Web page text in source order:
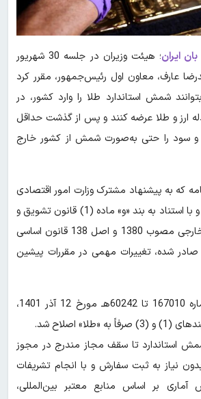
ایران
؛ هیئت وزیران در جلسه 30 شهریور
عارف، معاون اول رئیس‌جمهور، مقرر کرد
شمش استاندارد طلا را وارد کشور، در
ارز و طلا عرضه کنند و پس از گذشت حداقل
سود را حتی به‌صورت شمش از کشور خارج
که به پیشنهاد مشترک وزارت امور اقتصادی
و دارایی و بانک مرکزی و با استناد به بند «و» ماده (1) قانون تشویق و
حمایت سرمایه‌گذاری خارجی مصوب 1380 و اصل 138 قانون اساسی
صادر شده، تغییرات مهمی در مقررات پیشین
1. در تصویب‌نامه شماره 167010 تا 60242هـ مورخ 12 آذر 1401،
«طلا» اصلاح شد.
استاندارد تا سقف مجاز مندرج در مجوز
نیاز به ثبت سفارش و با انجام تشریفات
بر اساس منابع معتبر بین‌المللی،